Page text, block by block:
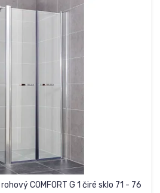
COMFORT G 1 čiré sklo 71 - 76